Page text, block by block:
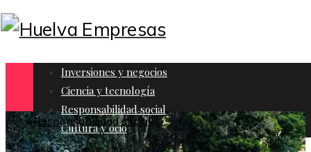
Inversiones y negocios
Ciencia y tecnología
Responsabilidad social
Cultura y ocio
Responsabilidad social